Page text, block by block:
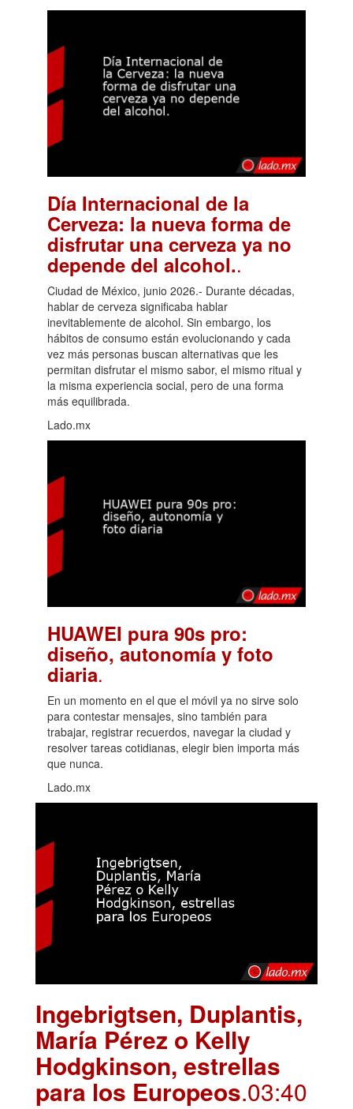
Día Internacional de la
Cerveza: la nueva forma de
disfrutar una cerveza ya no
depende del alcohol..
Ciudad de México, junio 2026.- Durante décadas,
hablar de cerveza significaba hablar
inevitablemente de alcohol. Sin embargo, los
hábitos de consumo están evolucionando y cada
vez más personas buscan alternativas que les
permitan disfrutar el mismo sabor, el mismo ritual y
la misma experiencia social, pero de una forma
más equilibrada.
Lado.mx
HUAWEI pura 90s pro:
diseño, autonomía y foto
diaria.
En un momento en el que el móvil ya no sirve solo
para contestar mensajes, sino también para
trabajar, registrar recuerdos, navegar la ciudad y
resolver tareas cotidianas, elegir bien importa más
que nunca.
Lado.mx
Ingebrigtsen, Duplantis,
María Pérez o Kelly
Hodgkinson, estrellas
para los Europeos.03:40